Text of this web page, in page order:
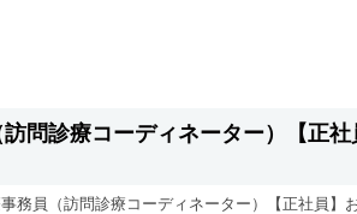
問診療コーディネーター）【正
務員（訪問診療コーディネーター）【正社員